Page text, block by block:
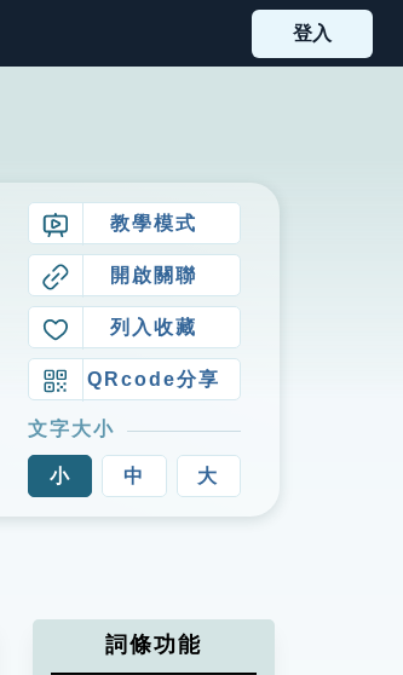
登入
教學模式
開啟關聯
列入收藏
QRcode分享
文字大小
小 中 大
詞條功能